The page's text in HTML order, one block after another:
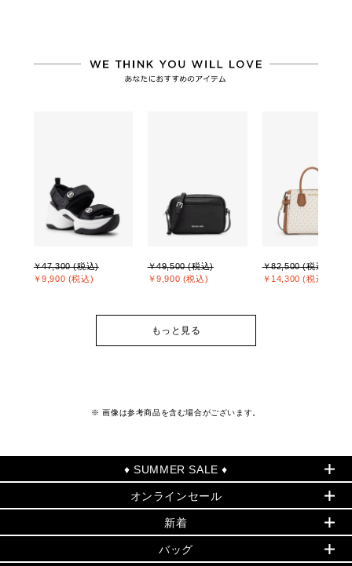
￥47,300 (税込)
￥9,900 (税込)
￥49,500 (税込)
￥9,900 (税込)
￥82,500 (税込)
￥14,300 (税込)
もっと見る
※ 画像は参考商品を含む場合がございます。
♦ SUMMER SALE ♦
セールおすすめアイテム
▶ ウィメンズ
バッグ
オンラインセール
PRODUCT OF THE MONTH - 今月の特別価格
再値下げアイテム
新着
夏のスタイル
バッグ